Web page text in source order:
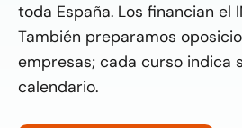
toda España. Los financian el
También preparamos
empresas; cada curso indica
calendario.